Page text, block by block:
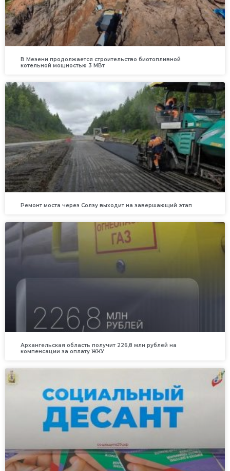
В Мезени продолжается строительство биотопливной
котельной мощностью 3 МВт
Ремонт моста через Солзу выходит на завершающий этап
Архангельская область получит 226,8 млн рублей на
компенсации за оплату ЖКУ